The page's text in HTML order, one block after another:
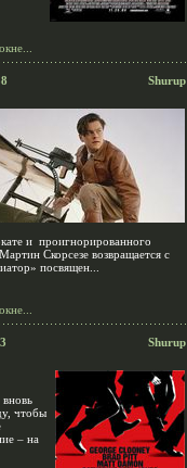
Shurup
и проигнорированного
Скорсезе возвращается с
посвящен...
Shurup
чтобы
– на